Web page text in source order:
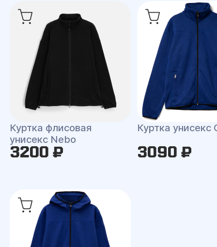
Куртка флисовая
унисекс Nebo
3200 ₽
Куртка унисекс
3090 ₽